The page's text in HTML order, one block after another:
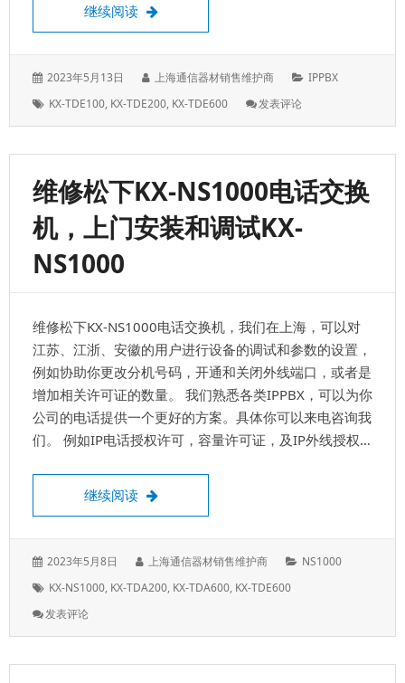
继续阅读 维修KX-TDE600\TDE200电话交换机，上
发
于：
2023年5月13日
作
上海通信器材销售维护商
分
IPPBX
标
KX-TDE100, KX-TDE200, KX-TDE600 发表评论: 维
TDE600\TDE200
话
交
和
调
试
及
安
装
维修松下KX-NS1000电话交换
机，上门安装和调试KX-
NS1000
维修松下KX-NS1000电话交换机，我们在上海，可以对
江苏、江浙、安徽的用户进行设备的调试和参数的设置，
例如协助你更改分机号码，开通和关闭外线端口，或者是
增加相关许可证的数量。 我们熟悉各类IPPBX，可以为你
公司的电话提供一个更好的方案。具体你可以来电咨询我
们。 例如IP电话授权许可，容量许可证，及IP外线授权…
继续阅读 维修松下KX-NS1000电话交换机，上门安
发
于：
2023年5月8日
作
上海通信器材销售维护商
分
NS1000
标
KX-NS1000, KX-TDA200, KX-TDA600, KX-TDE600
发表评论: 维
下